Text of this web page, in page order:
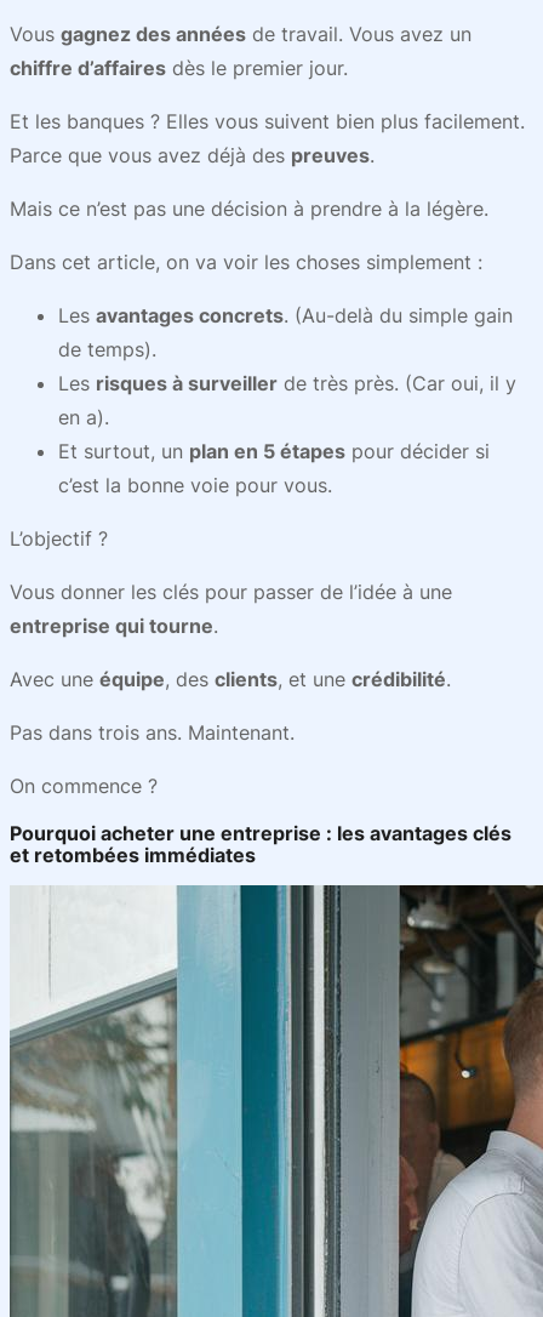
Vous gagnez des années de travail. Vous avez un
chiffre d’affaires dès le premier jour.
Et les banques ? Elles vous suivent bien plus facilement.
Parce que vous avez déjà des preuves.
Mais ce n’est pas une décision à prendre à la légère.
Dans cet article, on va voir les choses simplement :
Les avantages concrets. (Au-delà du simple gain
de temps).
Les risques à surveiller de très près. (Car oui, il y
en a).
Et surtout, un plan en 5 étapes pour décider si
c’est la bonne voie pour vous.
L’objectif ?
Vous donner les clés pour passer de l’idée à une
entreprise qui tourne.
Avec une équipe, des clients, et une crédibilité.
Pas dans trois ans. Maintenant.
On commence ?
Pourquoi acheter une entreprise : les avantages clés
et retombées immédiates